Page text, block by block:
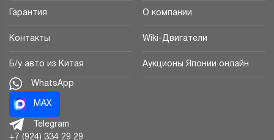
Гарантия О компании
Контакты Wiki-Двигатели
Б/у авто из Китая Аукционы Японии онлайн
WhatsApp
MAX
Telegram
+7 (924) 334 29 29